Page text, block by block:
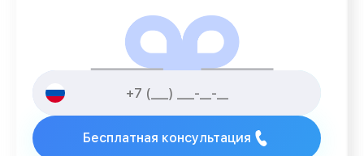
Бесплатная консультация